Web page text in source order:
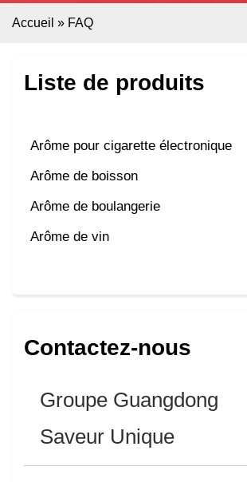
Accueil » FAQ
Liste de produits
Arôme pour cigarette électronique
Arôme de boisson
Arôme de boulangerie
Arôme de vin
Contactez-nous
Groupe Guangdong
Saveur Unique